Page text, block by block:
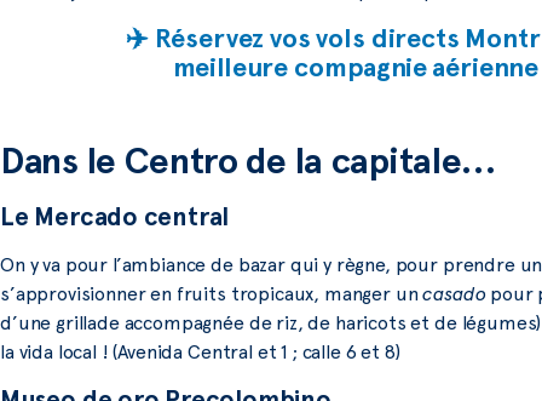
✈️ Réservez vos vols directs
meilleure compagnie
Dans le Centro de la capitale…
Le Mercado central
On y va pour l’ambiance de bazar qui y règne, pour prendre
s’approvisionner en fruits tropicaux, manger uncasado pour
d’une grillade accompagnée de riz, de haricots et de
la vida local ! (Avenida Central et 1 ; calle 6 et 8)